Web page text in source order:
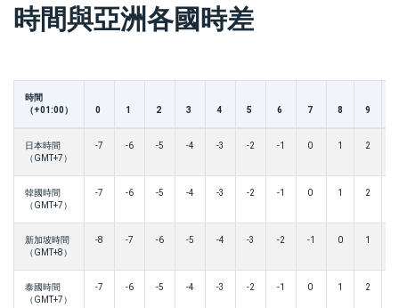
時間與亞洲各國時差
時間
（+01:00）
0 1 2 3 4 5 6 7 8 9
日本時間
（GMT+7）
-7 -6 -5 -4 -3 -2 -1 0 1 2
韓國時間
（GMT+7）
-7 -6 -5 -4 -3 -2 -1 0 1 2
新加坡時間
（GMT+8）
-8 -7 -6 -5 -4 -3 -2 -1 0 1
泰國時間
（GMT+7）
-7 -6 -5 -4 -3 -2 -1 0 1 2